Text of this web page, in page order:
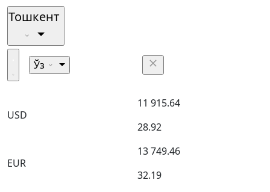
Тошкент
Ўз
USD
11 915.64
28.92
EUR
13 749.46
32.19